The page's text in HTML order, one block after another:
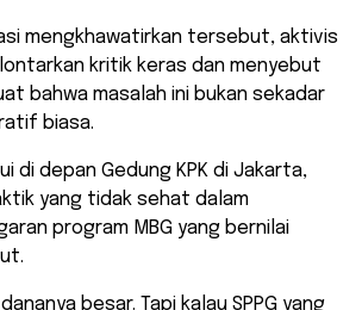
mengkhawatirkan tersebut, aktivis
kritik keras dan menyebut
bahwa masalah ini bukan sekadar
biasa.
di depan Gedung KPK di Jakarta,
yang tidak sehat dalam
program MBG yang bernilai
besar. Tapi kalau SPPG yang